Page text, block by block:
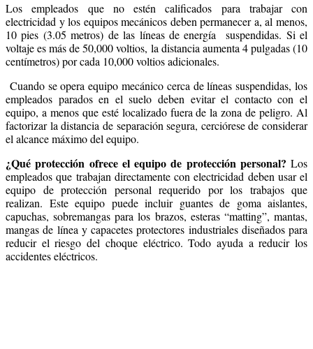
Los empleados que no estén calificados para trabajar con
electricidad y los equipos mecánicos deben permanecer a, al menos,
10 pies (3.05 metros) de las líneas de energía suspendidas. Si el
voltaje es más de 50,000 voltios, la distancia aumenta 4 pulgadas (10
centímetros) por cada 10,000 voltios adicionales.
Cuando se opera equipo mecánico cerca de líneas suspendidas, los
empleados parados en el suelo deben evitar el contacto con el
equipo, a menos que esté localizado fuera de la zona de peligro. Al
factorizar la distancia de separación segura, cerciórese de considerar
el alcance máximo del equipo.
¿Qué protección ofrece el equipo de protección personal? Los
empleados que trabajan directamente con electricidad deben usar el
equipo de protección personal requerido por los trabajos que
realizan. Este equipo puede incluir guantes de goma aislantes,
capuchas, sobremangas para los brazos, esteras “matting”, mantas,
mangas de línea y capacetes protectores industriales diseñados para
reducir el riesgo del choque eléctrico. Todo ayuda a reducir los
accidentes eléctricos.